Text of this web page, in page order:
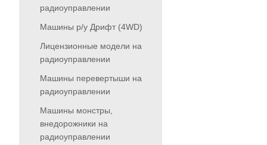
радиоуправлении
Машины р/у Дрифт (4WD)
Лицензионные модели на
радиоуправлении
Машины перевертыши на
радиоуправлении
Машины монстры,
внедорожники на
радиоуправлении